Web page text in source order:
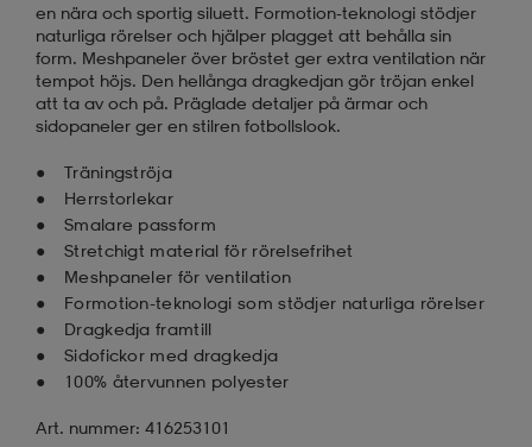
en nära och sportig siluett. Formotion-teknologi stödjer
naturliga rörelser och hjälper plagget att behålla sin
form. Meshpaneler över bröstet ger extra ventilation när
tempot höjs. Den hellånga dragkedjan gör tröjan enkel
att ta av och på. Präglade detaljer på ärmar och
sidopaneler ger en stilren fotbollslook.
Träningströja
Herrstorlekar
Smalare passform
Stretchigt material för rörelsefrihet
Meshpaneler för ventilation
Formotion-teknologi som stödjer naturliga rörelser
Dragkedja framtill
Sidofickor med dragkedja
100% återvunnen polyester
Art. nummer: 416253101